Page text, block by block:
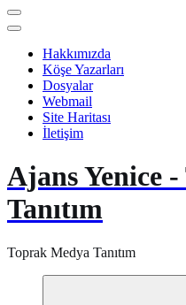
Hakkımızda
Köşe Yazarları
Dosyalar
Webmail
Site Haritası
İletişim
Ajans Yenice
Tanıtım
Toprak Medya Tanıtım